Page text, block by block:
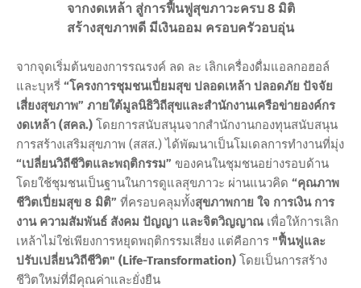
จากงดเหล้า สู่การฟื้นฟูสุขภาวะครบ 8 มิติ
สร้างสุขภาพดี มีเงินออม ครอบครัวอบอุ่น
จากจุดเริ่มต้นของการรณรงค์ ลด ละ เลิกเครื่องดื่มแอลกอฮอล์
และบุหรี่ “โครงการชุมชนเปี่ยมสุข ปลอดเหล้า ปลอดภัย ปัจจัย
เสี่ยงสุขภาพ” ภายใต้มูลนิธิวิถีสุขและสำนักงานเครือข่ายองค์กร
งดเหล้า (สคล.) โดยการสนับสนุนจากสำนักงานกองทุนสนับสนุน
การสร้างเสริมสุขภาพ (สสส.) ได้พัฒนาเป็นโมเดลการทำงานที่มุ่ง
“เปลี่ยนวิถีชีวิตและพฤติกรรม” ของคนในชุมชนอย่างรอบด้าน
โดยใช้ชุมชนเป็นฐานในการดูแลสุขภาวะ ผ่านแนวคิด “คุณภาพ
ชีวิตเปี่ยมสุข 8 มิติ” ที่ครอบคลุมทั้งสุขภาพกาย ใจ การเงิน การ
งาน ความสัมพันธ์ สังคม ปัญญา และจิตวิญญาณ เพื่อให้การเลิก
เหล้าไม่ใช่เพียงการหยุดพฤติกรรมเสี่ยง แต่คือการ "ฟื้นฟูและ
ปรับเปลี่ยนวิถีชีวิต" (Life-Transformation) โดยเป็นการสร้าง
ชีวิตใหม่ที่มีคุณค่าและยั่งยืน